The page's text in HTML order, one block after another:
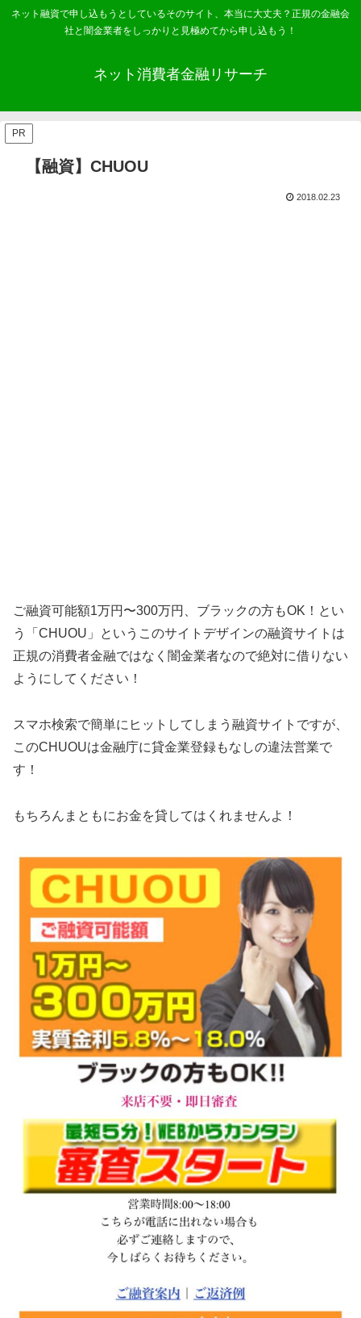
ネット融資で申し込もうとしているそのサイト、本当に大丈夫？正規の金融会
社と闇金業者をしっかりと見極めてから申し込もう！
ネット消費者金融リサーチ
PR
【融資】CHUOU
2018.02.23
ご融資可能額1万円〜300万円、ブラックの方もOK！ とい
う「 CHUOU 」というこのサイトデザインの融資サイトは
正規の消費者金融ではなく闇金業者なので絶対に借りない
ようにしてください！
スマホ検索で簡単にヒットしてしまう融資サイトですが、
このCHUOUは金融庁に貸金業登録もなしの違法営業で
す！
もちろんまともにお金を貸してはくれませんよ！